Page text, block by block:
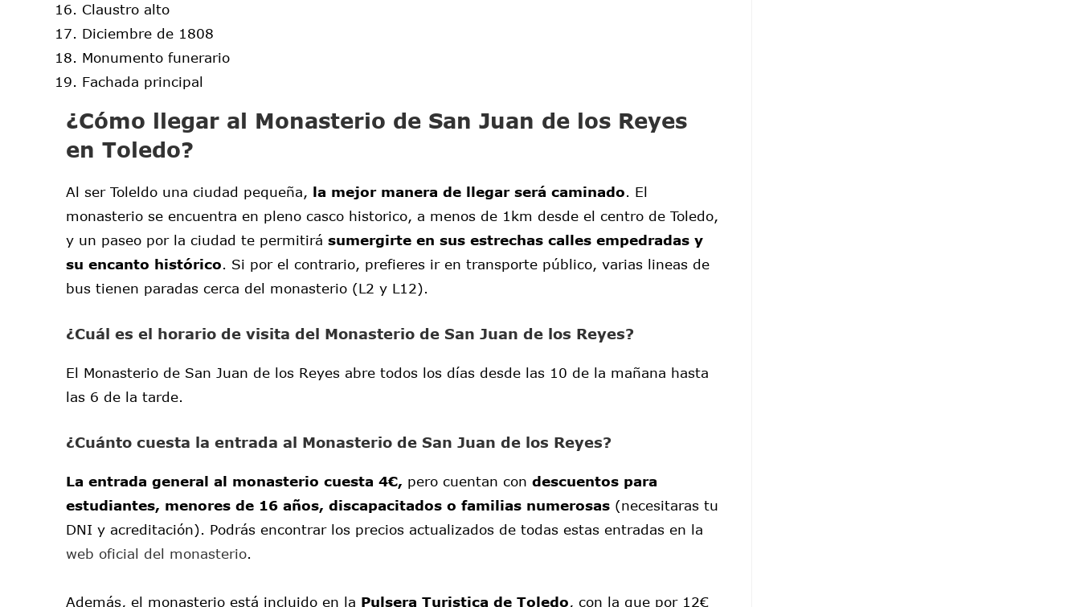
Claustro alto
Diciembre de 1808
Monumento funerario
Fachada principal
¿Cómo llegar al Monasterio de San Juan de los Reyes
en Toledo?
Al ser Toleldo una ciudad pequeña, la mejor manera de llegar será caminado. El
monasterio se encuentra en pleno casco historico, a menos de 1km desde el centro de Toledo,
y un paseo por la ciudad te permitirá sumergirte en sus estrechas calles empedradas y
su encanto histórico. Si por el contrario, prefieres ir en transporte público, varias lineas de
bus tienen paradas cerca del monasterio (L2 y L12).
¿Cuál es el horario de visita del Monasterio de San Juan de los Reyes?
El Monasterio de San Juan de los Reyes abre todos los días desde las 10 de la mañana hasta
las 6 de la tarde.
¿Cuánto cuesta la entrada al Monasterio de San Juan de los Reyes?
La entrada general al monasterio cuesta 4€, pero cuentan con descuentos para
estudiantes, menores de 16 años, discapacitados o familias numerosas (necesitaras tu
DNI y acreditación). Podrás encontrar los precios actualizados de todas estas entradas en la
web oficial del monasterio.
Además, el monasterio está incluido en la Pulsera Turistica de Toledo, con la que por 12€